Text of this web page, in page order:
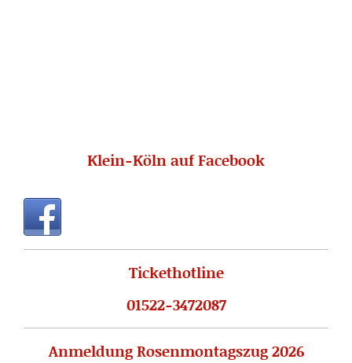
Klein-Köln auf Facebook
Tickethotline
01522-3472087
Anmeldung Rosenmontagszug 2026